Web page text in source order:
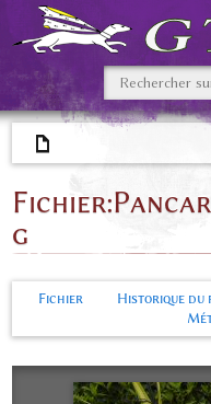
Fichier:
g
Fichier Historique du